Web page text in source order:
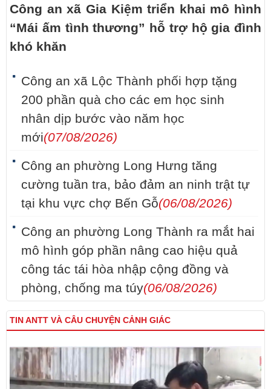
Công an xã Gia Kiệm triển khai mô hình
“Mái ấm tình thương” hỗ trợ hộ gia đình
khó khăn
Công an xã Lộc Thành phối hợp tặng
200 phần quà cho các em học sinh
nhân dịp bước vào năm học
mới(07/08/2026)
Công an phường Long Hưng tăng
cường tuần tra, bảo đảm an ninh trật tự
tại khu vực chợ Bến Gỗ(06/08/2026)
Công an phường Long Thành ra mắt hai
mô hình góp phần nâng cao hiệu quả
công tác tái hòa nhập cộng đồng và
phòng, chống ma túy(06/08/2026)
TIN ANTT VÀ CÂU CHUYỆN CẢNH GIÁC